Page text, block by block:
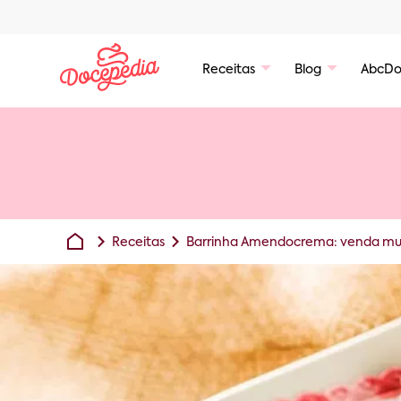
Receitas Blog
Receitas Barrinha Amendocrema: venda